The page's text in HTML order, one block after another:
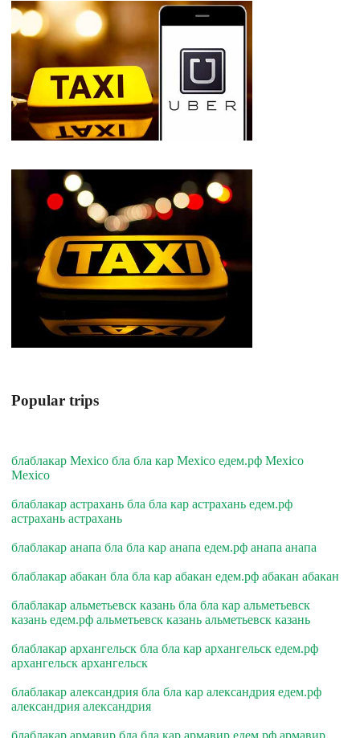
Popular trips
блаблакар Mexico бла бла кар Mexico едем.рф Mexico
Mexico
блаблакар астрахань бла бла кар астрахань едем.рф
астрахань астрахань
блаблакар анапа бла бла кар анапа едем.рф анапа анапа
блаблакар абакан бла бла кар абакан едем.рф абакан абакан
блаблакар альметьевск казань бла бла кар альметьевск
казань едем.рф альметьевск казань альметьевск казань
блаблакар архангельск бла бла кар архангельск едем.рф
архангельск архангельск
блаблакар александрия бла бла кар александрия едем.рф
александрия александрия
блаблакар армавир бла бла кар армавир едем.рф армавир